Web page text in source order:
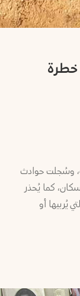
خطرة
وسُجلت حوادث
كما يُحذر
يُربيها أو